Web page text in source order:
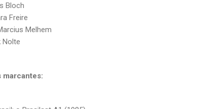
Bloch
Freire
Melhem
Nolte